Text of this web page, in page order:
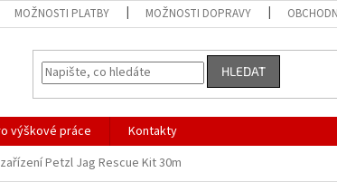
MOŽNOSTI PLATBY MOŽNOSTI DOPRAVY
HLEDAT
výškové práce
Kontakty
Petzl Jag Rescue Kit 30m